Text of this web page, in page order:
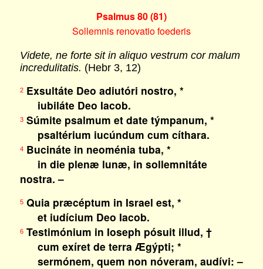
Psalmus 80 (81)
Sollemnis renovatio foederis
Videte, ne forte sit in aliquo vestrum cor malum
incredulitatis. (Hebr 3, 12)
2Exsultáte Deo adiutóri nostro, *
iubiláte Deo Iacob.
3 Súmite psalmum et date týmpanum, *
psaltérium iucúndum cum cíthara.
4 Bucináte in neoménia tuba, *
in die plenæ lunæ, in sollemnitáte
nostra. –
5Quia præcéptum in Israel est, *
et iudícium Deo Iacob.
6Testimónium in Ioseph pósuit illud, †
cum exíret de terra Ægýpti; *
sermónem, quem non nóveram, audívi: –